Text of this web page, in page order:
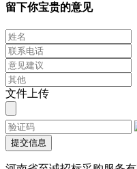
留下你宝贵的意见
文件上传
提交信息